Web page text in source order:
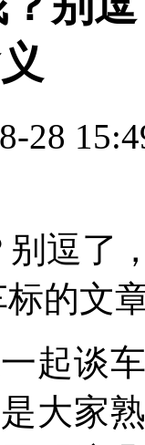
28
逗了
的文
起谈
大家